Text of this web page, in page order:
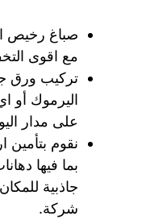
صباغ رخيص
مع اقوى
تركيب ورق
اليرموك أو
على مدار
نقوم بتأمين
بما فيها
جاذبية
شركة.